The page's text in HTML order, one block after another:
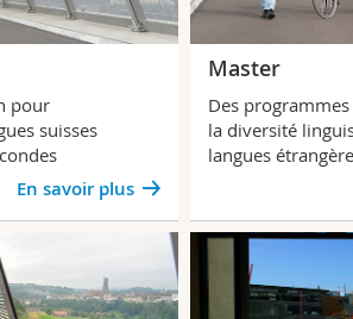
pour
suisses
En savoir plus
Master
Des programmes
la diversité
langues